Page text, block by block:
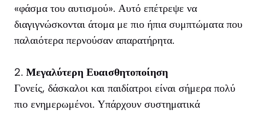
«φάσμα του αυτισμού». Αυτό επέτρεψε να
διαγιγνώσκονται άτομα με πιο ήπια συμπτώματα που
παλαιότερα περνούσαν απαρατήρητα.
2. Μεγαλύτερη Ευαισθητοποίηση
Γονείς, δάσκαλοι και παιδίατροι είναι σήμερα πολύ
πιο ενημερωμένοι. Υπάρχουν συστηματικά